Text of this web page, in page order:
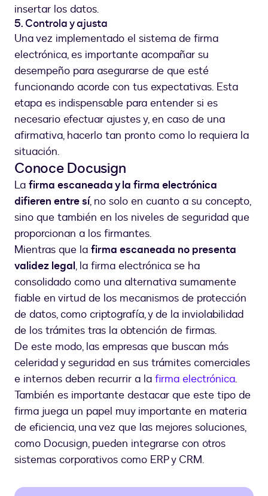
insertar los datos.
5. Controla y ajusta
Una vez implementado el sistema de firma
electrónica, es importante acompañar su
desempeño para asegurarse de que esté
funcionando acorde con tus expectativas. Esta
etapa es indispensable para entender si es
necesario efectuar ajustes y, en caso de una
afirmativa, hacerlo tan pronto como lo requiera la
situación.
Conoce Docusign
La firma escaneada y la firma electrónica
difieren entre sí, no solo en cuanto a su concepto,
sino que también en los niveles de seguridad que
proporcionan a los firmantes.
Mientras que la firma escaneada no presenta
validez legal, la firma electrónica se ha
consolidado como una alternativa sumamente
fiable en virtud de los mecanismos de protección
de datos, como criptografía, y de la inviolabilidad
de los trámites tras la obtención de firmas.
De este modo, las empresas que buscan más
celeridad y seguridad en sus trámites comerciales
e internos deben recurrir a la firma electrónica.
También es importante destacar que este tipo de
firma juega un papel muy importante en materia
de eficiencia, una vez que las mejores soluciones,
como Docusign, pueden integrarse con otros
sistemas corporativos como ERP y CRM.